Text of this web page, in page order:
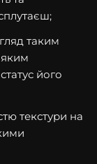
таким
його
текстури на